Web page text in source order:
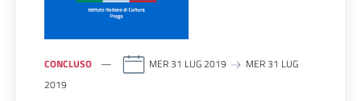
CONCLUSO MER 31 LUG 2019
MER 31 LUG
2019